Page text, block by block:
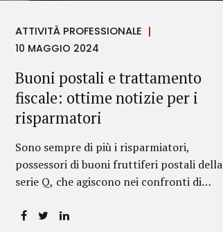
Package), tra cui il Regolamento
Antiriciclaggio e la Direttiva AML;
all’AMLA, ovvero alla nuova Autorità
europea che inizierà...
ATTIVITÀ PROFESSIONALE
10 MAGGIO 2024
Buoni postali e trattamento
fiscale: ottime notizie per i
risparmatori
Sono sempre di più i risparmiatori,
possessori di buoni fruttiferi postali della
serie Q, che agiscono nei confronti di